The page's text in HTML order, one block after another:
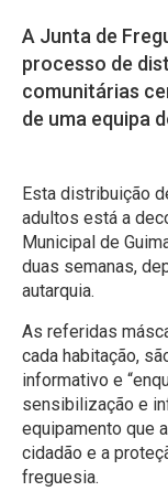
A Junta de
processo de
comunitárias
de uma equipa
Esta distribuição
adultos está a
Municipal de
duas semanas,
autarquia.
As referidas
cada habitação,
informativo e
sensibilização e
equipamento que
cidadão e a
freguesia.